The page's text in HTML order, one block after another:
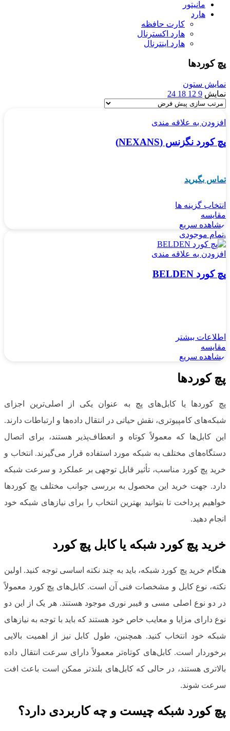
مانیتور
هارد
کارت حافظه
هارد اکسترنال
هارد اینترنال
پچ کوردها
نمایش ستون
نمایش 9
12
18
24
افزودن به علاقه مندی
پچ کورد نگزنس (NEXANS)
تماس بگیرید
انتخاب گزینه ها
مقایسه
مشاهده سریع
اتمام موجودی
افزودن به علاقه مندی
پچ کورد BELDEN
اطلاعات بیشتر
مقایسه
مشاهده سریع
پچ کوردها
پچ کوردها یا کابل‌های پچ به عنوان یکی از اصلی‌ترین اجزای
شبکه‌های کامپیوتری، نقش حیاتی در انتقال داده‌ها و ارتباطات دارند.
این کابل‌ها که معمولاً کوتاه و انعطاف‌پذیر هستند، برای اتصال
دستگاه‌های مختلف به شبکه مورد استفاده قرار می‌گیرند. انتخاب و
خرید پچ کورد مناسب، تأثیر قابل توجهی بر عملکرد و سرعت شبکه
دارد. جهت خرید این محصول به بررسی جوانب مختلف پچ کوردها
خواهیم پرداخت تا بتوانید بهترین انتخاب را برای نیازهای شبکه خود
انجام دهید.
خرید پچ کورد شبکه یا کابل پچ کورد
هنگام خرید پچ کورد شبکه، باید به چند نکته اساسی توجه کنید. اولین
نکته، نوع کابل و مشخصات فنی آن است. کابل‌های پچ کورد معمولاً
در دو نوع اصلی مسی و فیبر نوری موجود هستند. هر یک از این دو
نوع دارای مزایا و معایب خاص خود هستند که باید با توجه به نیازهای
شبکه خود انتخاب کنید. همچنین، طول کابل نیز از اهمیت بالایی
برخوردار است. کابل‌های کوتاه‌تر معمولاً دارای سرعت انتقال داده
بالاتری هستند، در حالی که کابل‌های بلندتر ممکن است باعث افت
سرعت شوند.
پچ کورد شبکه چیست و چه کاربردی دارد؟